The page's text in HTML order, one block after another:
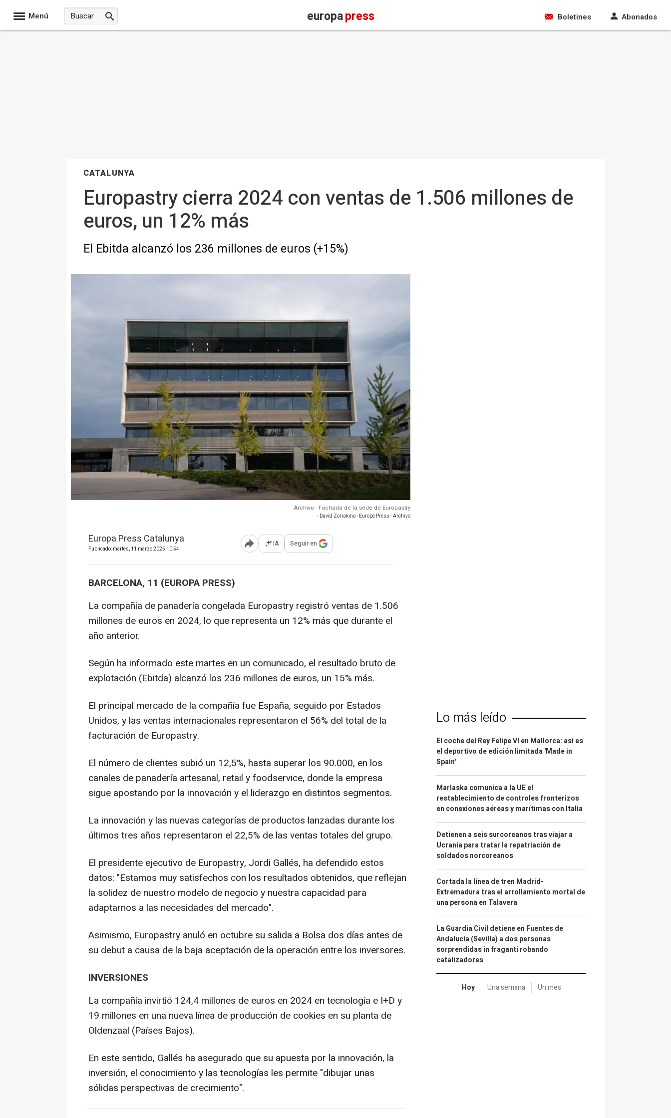
Menú europapress Boletines Abonados
CATALUNYA
Europastry cierra 2024 con ventas de 1.506 millones de
euros, un 12% más
El Ebitda alcanzó los 236 millones de euros (+15%)
Archivo - Fachada de la sede de Europastry
- David Zorrakino - Europa Press - Archivo
Europa Press Catalunya
Publicado: martes, 11 marzo 2025 10:54 Abrir opciones para compartir
IA Seguir en
BARCELONA, 11 (EUROPA PRESS)
La compañía de panadería congelada Europastry registró ventas de 1.506
millones de euros en 2024, lo que representa un 12% más que durante el
año anterior.
Según ha informado este martes en un comunicado, el resultado bruto de
explotación (Ebitda) alcanzó los 236 millones de euros, un 15% más.
El principal mercado de la compañía fue España, seguido por Estados
Unidos, y las ventas internacionales representaron el 56% del total de la
facturación de Europastry.
El número de clientes subió un 12,5%, hasta superar los 90.000, en los
canales de panadería artesanal, retail y foodservice, donde la empresa
sigue apostando por la innovación y el liderazgo en distintos segmentos.
La innovación y las nuevas categorías de productos lanzadas durante los
últimos tres años representaron el 22,5% de las ventas totales del grupo.
El presidente ejecutivo de Europastry, Jordi Gallés, ha defendido estos
datos: "Estamos muy satisfechos con los resultados obtenidos, que reflejan
la solidez de nuestro modelo de negocio y nuestra capacidad para
adaptarnos a las necesidades del mercado".
Asimismo, Europastry anuló en octubre su salida a Bolsa dos días antes de
su debut a causa de la baja aceptación de la operación entre los inversores.
INVERSIONES
La compañía invirtió 124,4 millones de euros en 2024 en tecnología e I+D y
19 millones en una nueva línea de producción de cookies en su planta de
Oldenzaal (Países Bajos).
En este sentido, Gallés ha asegurado que su apuesta por la innovación, la
inversión, el conocimiento y las tecnologías les permite "dibujar unas
sólidas perspectivas de crecimiento".
Lo más leído
El coche del Rey Felipe VI en Mallorca: así es
el deportivo de edición limitada 'Made in
Spain'
Marlaska comunica a la UE el
restablecimiento de controles fronterizos
en conexiones aéreas y marítimas con Italia
Detienen a seis surcoreanos tras viajar a
Ucrania para tratar la repatriación de
soldados norcoreanos
Cortada la línea de tren Madrid-
Extremadura tras el arrollamiento mortal de
una persona en Talavera
La Guardia Civil detiene en Fuentes de
Andalucía (Sevilla) a dos personas
sorprendidas in fraganti robando
catalizadores
Hoy Una semana Un mes